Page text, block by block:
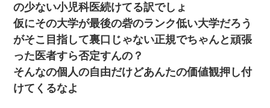
の少ない小児科医続けてる訳でしょ
仮にその大学が最後の砦のランク低い大学だろう
がそこ目指して裏口じゃない正規でちゃんと頑張
った医者すら否定すんの？
そんなの個人の自由だけどあんたの価値観押し付
けてくるなよ